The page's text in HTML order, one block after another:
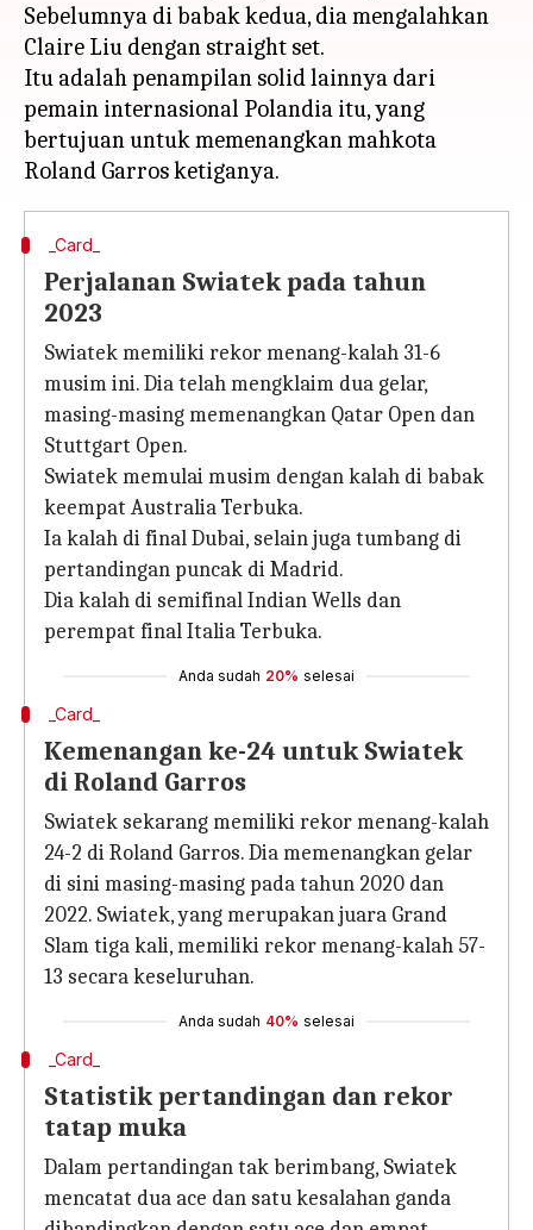
Sebelumnya di babak kedua, dia mengalahkan
Claire Liu dengan straight set.
Itu adalah penampilan solid lainnya dari
pemain internasional Polandia itu, yang
bertujuan untuk memenangkan mahkota
_Card_
Perjalanan Swiatek pada tahun
2023
Swiatek memiliki rekor menang-kalah 31-6
musim ini. Dia telah mengklaim dua gelar,
masing-masing memenangkan Qatar Open dan
Stuttgart Open.
Swiatek memulai musim dengan kalah di babak
keempat Australia Terbuka.
Ia kalah di final Dubai, selain juga tumbang di
pertandingan puncak di Madrid.
Dia kalah di semifinal Indian Wells dan
perempat final Italia Terbuka.
Anda sudah 20% selesai
_Card_
Kemenangan ke-24 untuk Swiatek
di Roland Garros
Swiatek sekarang memiliki rekor menang-kalah
24-2 di Roland Garros. Dia memenangkan gelar
di sini masing-masing pada tahun 2020 dan
2022. Swiatek, yang merupakan juara Grand
Slam tiga kali, memiliki rekor menang-kalah 57-
13 secara keseluruhan.
Anda sudah 40% selesai
_Card_
Statistik pertandingan dan rekor
tatap muka
Dalam pertandingan tak berimbang, Swiatek
mencatat dua ace dan satu kesalahan ganda